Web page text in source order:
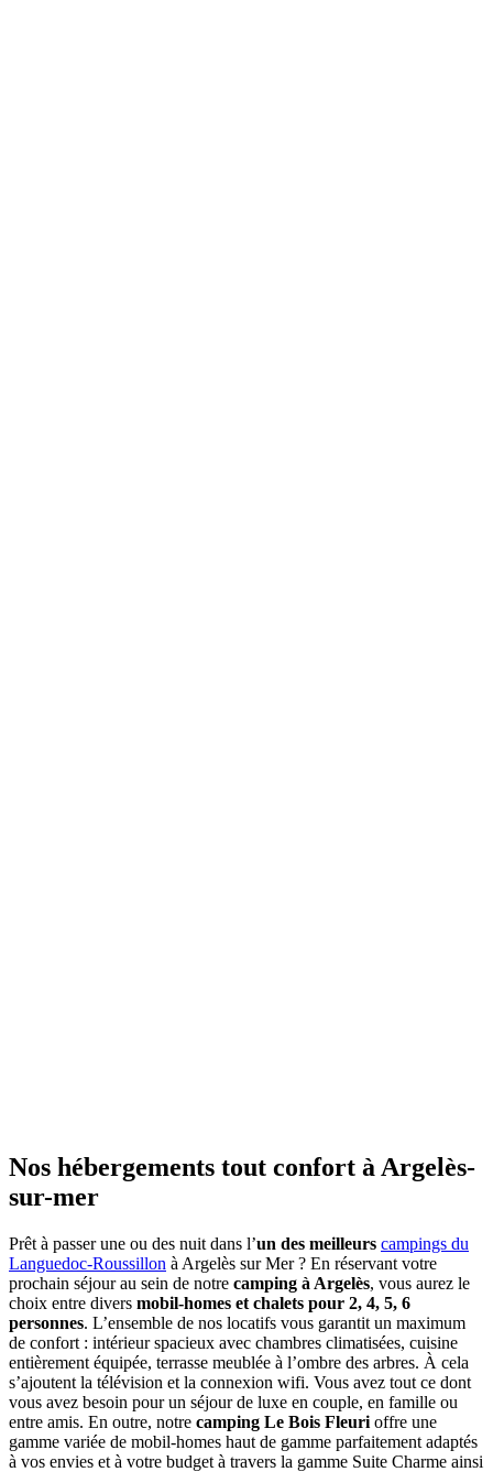
Nos hébergements tout confort à Argelès-
sur-mer
Prêt à passer une ou des nuit dans l’un des meilleurs campings du
Languedoc-Roussillon à Argelès sur Mer ? En réservant votre
prochain séjour au sein de notre camping à Argelès, vous aurez le
choix entre divers mobil-homes et chalets pour 2, 4, 5, 6
personnes. L’ensemble de nos locatifs vous garantit un maximum
de confort : intérieur spacieux avec chambres climatisées, cuisine
entièrement équipée, terrasse meublée à l’ombre des arbres. À cela
s’ajoutent la télévision et la connexion wifi. Vous avez tout ce dont
vous avez besoin pour un séjour de luxe en couple, en famille ou
entre amis. En outre, notre camping Le Bois Fleuri offre une
gamme variée de mobil-homes haut de gamme parfaitement adaptés
à vos envies et à votre budget à travers la gamme Suite Charme ainsi